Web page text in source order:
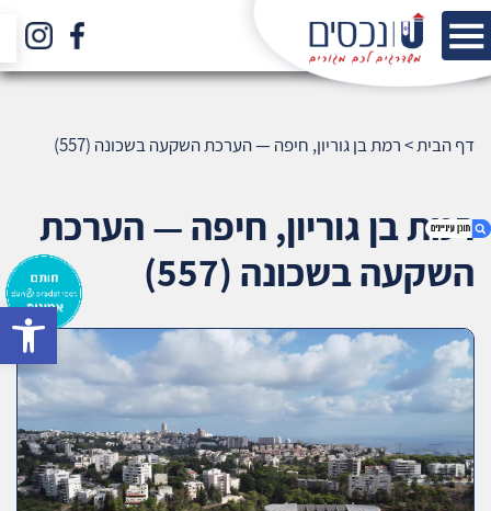
(557)
2. אודות U נכסים
3. שאלתם ? ענינו !
דף הבית>רמת בן גוריון, חיפה — הערכת השקעה בשכונה (557)
רמת בן גוריון, חיפה — הערכת
השקעה בשכונה (557)